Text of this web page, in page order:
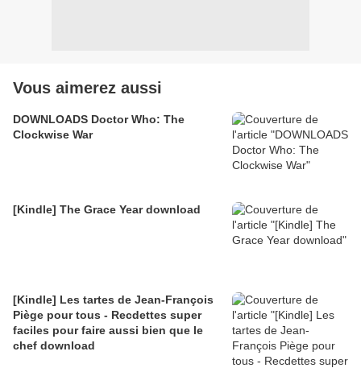
Vous aimerez aussi
DOWNLOADS Doctor Who: The
Clockwise War
[Kindle] The Grace Year download
[Kindle] Les tartes de Jean-François
Piège pour tous - Recdettes super
faciles pour faire aussi bien que le
chef download